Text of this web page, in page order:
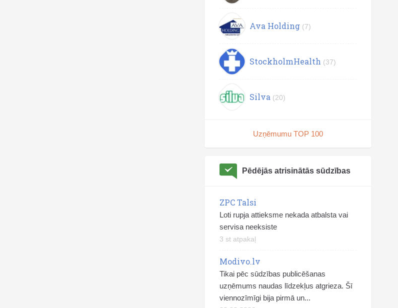
Ava Holding (7)
StockholmHealth (37)
Silva (20)
Uzņēmumu TOP 100
Pēdējās atrisinātās sūdzības
ZPC Talsi
Loti rupja attieksme nekada atbalsta vai
servisa neeksiste
3 st atpakaļ
Modivo.lv
Tikai pēc sūdzības publicēšanas
uzņēmums naudas līdzekļus atgrieza. Šī
viennozīmīgi bija pirmā un...